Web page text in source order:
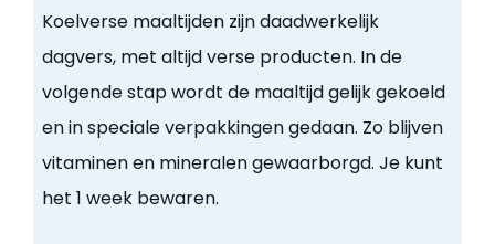
Koelverse maaltijden zijn daadwerkelijk
dagvers, met altijd verse producten. In de
volgende stap wordt de maaltijd gelijk gekoeld
en in speciale verpakkingen gedaan. Zo blijven
vitaminen en mineralen gewaarborgd. Je kunt
het 1 week bewaren.